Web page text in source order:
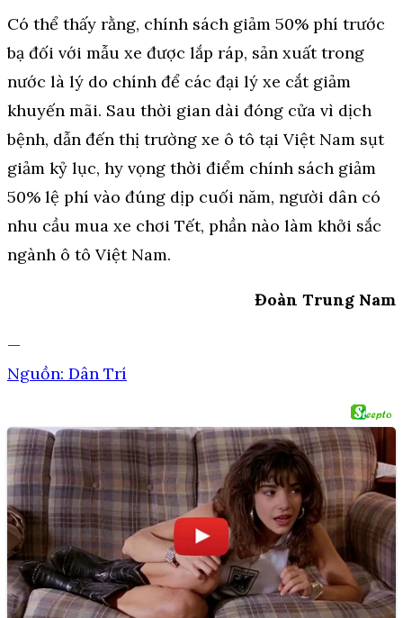
Có thể thấy rằng, chính sách giảm 50% phí trước
bạ đối với mẫu xe được lắp ráp, sản xuất trong
nước là lý do chính để các đại lý xe cắt giảm
khuyến mãi. Sau thời gian dài đóng cửa vì dịch
bệnh, dẫn đến thị trường xe ô tô tại Việt Nam sụt
giảm kỷ lục, hy vọng thời điểm chính sách giảm
50% lệ phí vào đúng dịp cuối năm, người dân có
nhu cầu mua xe chơi Tết, phần nào làm khởi sắc
ngành ô tô Việt Nam.
Đoàn Trung Nam
—
Nguồn: Dân Trí